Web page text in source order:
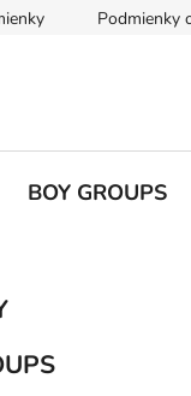
Podmienky
BOY GROUPS